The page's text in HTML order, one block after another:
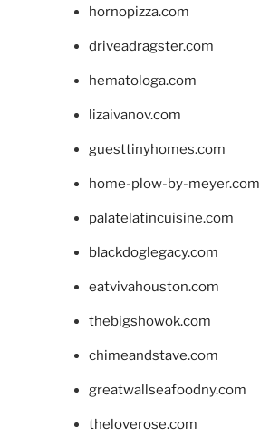
hornopizza.com
driveadragster.com
hematologa.com
lizaivanov.com
guesttinyhomes.com
home-plow-by-meyer.com
palatelatincuisine.com
blackdoglegacy.com
eatvivahouston.com
thebigshowok.com
chimeandstave.com
greatwallseafoodny.com
theloverose.com